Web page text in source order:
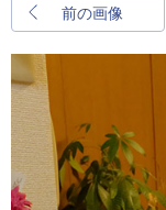
前の画像